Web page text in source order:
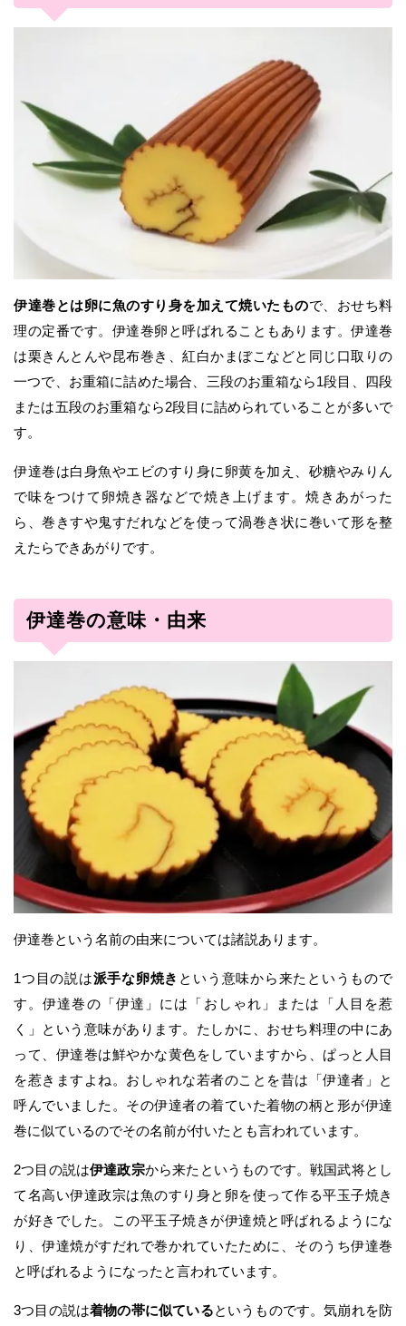
伊達巻とは卵に魚のすり身を加えて焼いたもので、おせち料
理の定番です。伊達巻卵と呼ばれることもあります。伊達巻
は栗きんとんや昆布巻き、紅白かまぼこなどと同じ口取りの
一つで、お重箱に詰めた場合、三段のお重箱なら1段目、四段
または五段のお重箱なら2段目に詰められていることが多いで
す。
伊達巻は白身魚やエビのすり身に卵黄を加え、砂糖やみりん
で味をつけて卵焼き器などで焼き上げます。焼きあがった
ら、巻きすや鬼すだれなどを使って渦巻き状に巻いて形を整
えたらできあがりです。
伊達巻の意味・由来
伊達巻という名前の由来については諸説あります。
1つ目の説は派手な卵焼き という意味から来たというもので
す。伊達巻の「伊達」には「おしゃれ」または「人目を惹
く」という意味があります。たしかに、おせち料理の中にあ
って、伊達巻は鮮やかな黄色をしていますから、ぱっと人目
を惹きますよね。おしゃれな若者のことを昔は「伊達者」と
呼んでいました。その伊達者の着ていた着物の柄と形が伊達
巻に似ているのでその名前が付いたとも言われています。
2つ目の説は伊達政宗から来たというものです。戦国武将とし
て名高い伊達政宗は魚のすり身と卵を使って作る平玉子焼き
が好きでした。この平玉子焼きが伊達焼と呼ばれるようにな
り、伊達焼がすだれで巻かれていたために、そのうち伊達巻
と呼ばれるようになったと言われています。
3つ目の説は着物の帯に似ているというものです。気崩れを防